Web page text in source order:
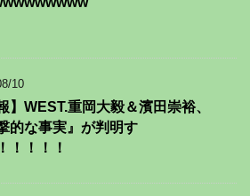
10
】WEST.重岡大毅＆濱田崇裕、
的な事実』が判明す
！！！！